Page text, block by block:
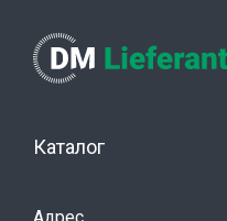
Каталог